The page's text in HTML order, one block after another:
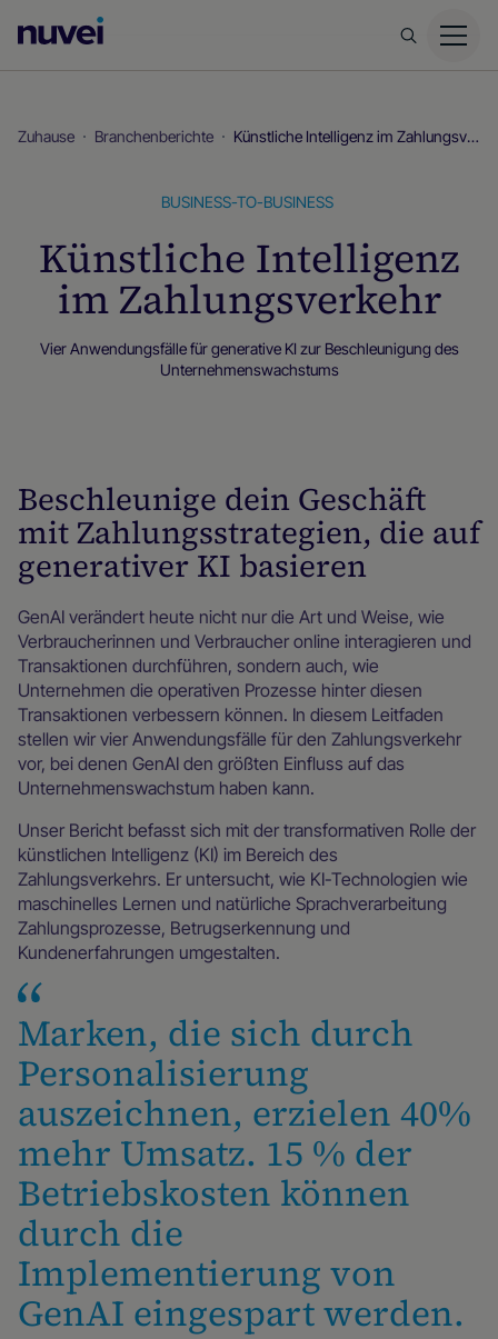
Homepage
Zuhause Branchenberichte Künstliche Intelligenz im Zahlungsverkehr
BUSINESS-TO-BUSINESS
Künstliche Intelligenz
im Zahlungsverkehr
Vier Anwendungsfälle für generative KI zur Beschleunigung des
Unternehmenswachstums
Beschleunige dein Geschäft
mit Zahlungsstrategien, die auf
generativer KI basieren
GenAI verändert heute nicht nur die Art und Weise, wie
Verbraucherinnen und Verbraucher online interagieren und
Transaktionen durchführen, sondern auch, wie
Unternehmen die operativen Prozesse hinter diesen
Transaktionen verbessern können. In diesem Leitfaden
stellen wir vier Anwendungsfälle für den Zahlungsverkehr
vor, bei denen GenAI den größten Einfluss auf das
Unternehmenswachstum haben kann.
Unser Bericht befasst sich mit der transformativen Rolle der
künstlichen Intelligenz (KI) im Bereich des
Zahlungsverkehrs. Er untersucht, wie KI-Technologien wie
maschinelles Lernen und natürliche Sprachverarbeitung
Zahlungsprozesse, Betrugserkennung und
Kundenerfahrungen umgestalten.
Marken, die sich durch
Personalisierung
auszeichnen, erzielen 40%
mehr Umsatz. 15 % der
Betriebskosten können
durch die
Implementierung von
GenAI eingespart werden.